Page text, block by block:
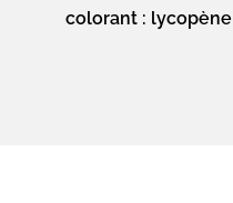
colorant : lycopène